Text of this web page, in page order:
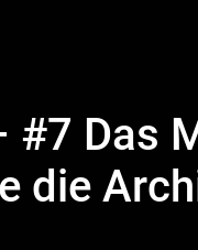
#7 Das
die